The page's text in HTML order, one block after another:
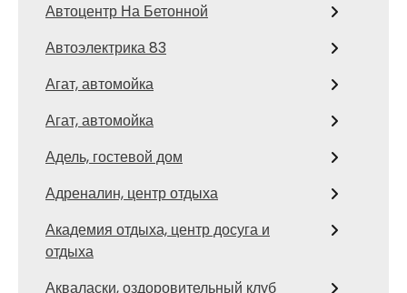
Автоцентр На Бетонной
Автоэлектрика 83
Агат, автомойка
Агат, автомойка
Адель, гостевой дом
Адреналин, центр отдыха
Академия отдыха, центр досуга и
отдыха
Акваласки, оздоровительный клуб